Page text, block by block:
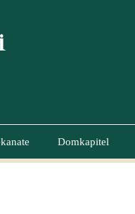
Domkapitel